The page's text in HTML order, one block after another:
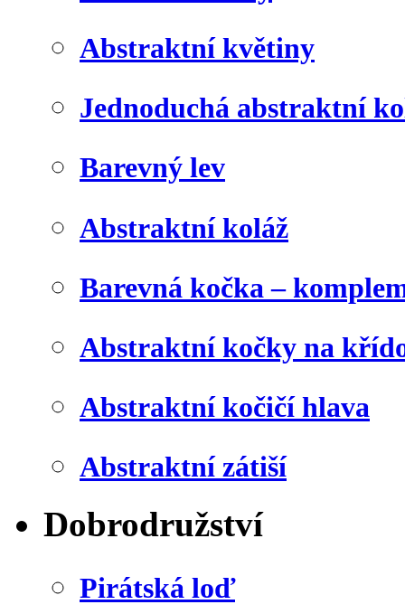
Abstraktní květiny
Jednoduchá abstraktní
Barevný lev
Abstraktní koláž
Barevná kočka –
Abstraktní kočky na
Abstraktní kočičí hlava
Abstraktní zátiší
Dobrodružství
Pirátská loď